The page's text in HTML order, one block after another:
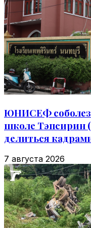
ЮНИСЕФ
школе Тэпсирин
делиться
7 августа 2026